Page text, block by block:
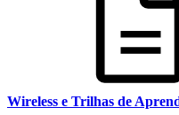
Wireless e Trilhas de